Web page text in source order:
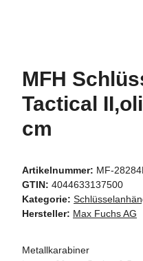
MFH
Tactical
cm
Artikelnummer: MF-
GTIN: 4044633137500
Kategorie:
Hersteller: Max Fuchs AG
Metallkarabiner